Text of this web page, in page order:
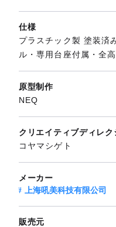
仕様
プラスチック製 塗装済
ル・専用台座付属・全
原型制作
NEQ
クリエイティブディレク
コヤマシゲト
メーカー
上海吼美科技有限公司
販売元